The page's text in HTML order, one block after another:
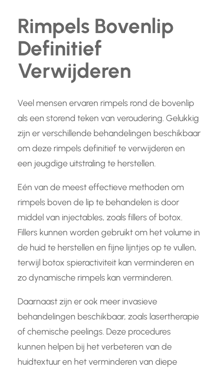
Rimpels Bovenlip
Definitief
Verwijderen
Veel mensen ervaren rimpels rond de bovenlip
als een storend teken van veroudering. Gelukkig
zijn er verschillende behandelingen beschikbaar
om deze rimpels definitief te verwijderen en
een jeugdige uitstraling te herstellen.
Eén van de meest effectieve methoden om
rimpels boven de lip te behandelen is door
middel van injectables, zoals fillers of botox.
Fillers kunnen worden gebruikt om het volume in
de huid te herstellen en fijne lijntjes op te vullen,
terwijl botox spieractiviteit kan verminderen en
zo dynamische rimpels kan verminderen.
Daarnaast zijn er ook meer invasieve
behandelingen beschikbaar, zoals lasertherapie
of chemische peelings. Deze procedures
kunnen helpen bij het verbeteren van de
huidtextuur en het verminderen van diepe